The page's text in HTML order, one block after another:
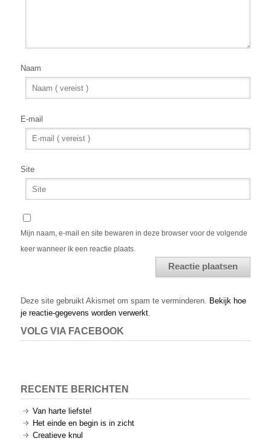
Naam
E-mail
Site
Mijn naam, e-mail en site bewaren in deze browser voor de volgende
keer wanneer ik een reactie plaats.
Deze site gebruikt Akismet om spam te verminderen. Bekijk hoe
je reactie-gegevens worden verwerkt
VOLG VIA FACEBOOK
RECENTE BERICHTEN
Van harte liefste!
Het einde en begin is in zicht
Creatieve knul